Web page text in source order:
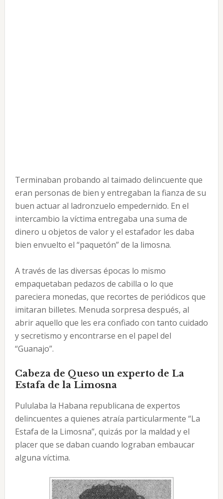
Terminaban probando al taimado delincuente que
eran personas de bien y entregaban la fianza de su
buen actuar al ladronzuelo empedernido. En el
intercambio la víctima entregaba una suma de
dinero u objetos de valor y el estafador les daba
bien envuelto el “paquetón” de la limosna.
A través de las diversas épocas lo mismo
empaquetaban pedazos de cabilla o lo que
pareciera monedas, que recortes de periódicos que
imitaran billetes. Menuda sorpresa después, al
abrir aquello que les era confiado con tanto cuidado
y secretismo y encontrarse en el papel del
“Guanajo”.
Cabeza de Queso un experto de La
Estafa de la Limosna
Pululaba la Habana republicana de expertos
delincuentes a quienes atraía particularmente “La
Estafa de la Limosna”, quizás por la maldad y el
placer que se daban cuando lograban embaucar
alguna víctima.